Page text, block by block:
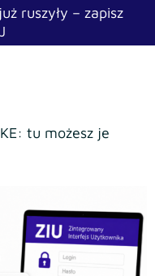
już ruszyły – zapisz
tu możesz je